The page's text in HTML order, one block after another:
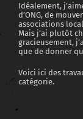
Idéalement,
d’ONG, de
associations
Mais j’ai plutôt
gracieusement,
que de donner
Voici ici des
catégorie.